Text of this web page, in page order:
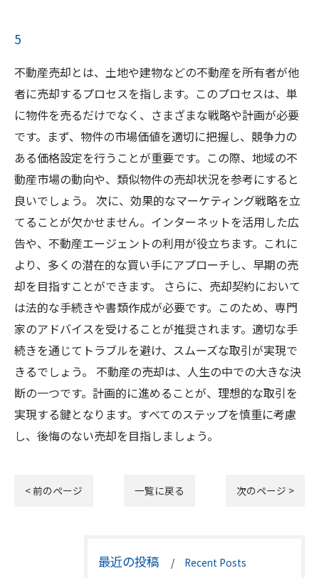
5
不動産売却とは、土地や建物などの不動産を所有者が他
者に売却するプロセスを指します。このプロセスは、単
に物件を売るだけでなく、さまざまな戦略や計画が必要
です。まず、物件の市場価値を適切に把握し、競争力の
ある価格設定を行うことが重要です。この際、地域の不
動産市場の動向や、類似物件の売却状況を参考にすると
良いでしょう。 次に、効果的なマーケティング戦略を立
てることが欠かせません。インターネットを活用した広
告や、不動産エージェントの利用が役立ちます。これに
より、多くの潜在的な買い手にアプローチし、早期の売
却を目指すことができます。 さらに、売却契約において
は法的な手続きや書類作成が必要です。このため、専門
家のアドバイスを受けることが推奨されます。適切な手
続きを通じてトラブルを避け、スムーズな取引が実現で
きるでしょう。 不動産の売却は、人生の中での大きな決
断の一つです。計画的に進めることが、理想的な取引を
実現する鍵となります。すべてのステップを慎重に考慮
し、後悔のない売却を目指しましょう。
< 前のページ 一覧に戻る 次のページ >
最近の投稿 Recent Posts